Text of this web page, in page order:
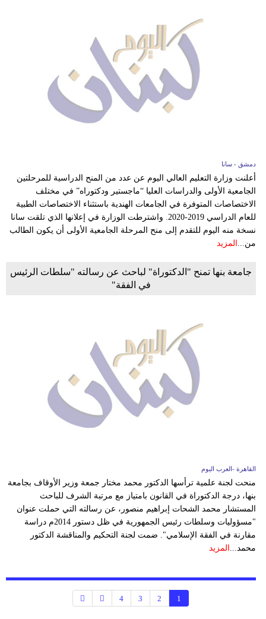
دمشق - سانا
أعلنت وزارة التعليم العالي اليوم عن عدد من المنح الدراسية للمرحلتين
الجامعية الأولى والدراسات العليا “ماجستير ودكتوراه” في مختلف
الاختصاصات المتوفرة في الجامعات الهندية باستثناء الاختصاصات الطبية
للعام الدراسي 2019-2020. واشترطت الوزارة في إعلانها الذي تلقت سانا
نسخة منه اليوم للتقدم إلى منح المرحلة الجامعية الأولى أن يكون الطالب
من...
المزيد
جامعة بنها تمنح "الدكتوراة" لباحث عن رسالته "سلطات الرئيس
في الفقة"
القاهرة -العرب اليوم
منحت لجنة علمية ترأسها الدكتور محمد مختار جمعة وزير الأوقاف بجامعة
بنها، درجة الدكتوراة في القانون بامتياز مع مرتبة الشرف للباحث
المستشار محمد الشحات إبراهيم منصور، عن رسالته التي حملت عنوان
"مسؤوليات وسلطات رئيس الجمهورية في ظل دستور 2014م دراسة
مقارنة في الفقة الإسلامي". ضمت لجنة التحكيم والمناقشة الدكتور
محمد...
المزيد
1
2
3
4